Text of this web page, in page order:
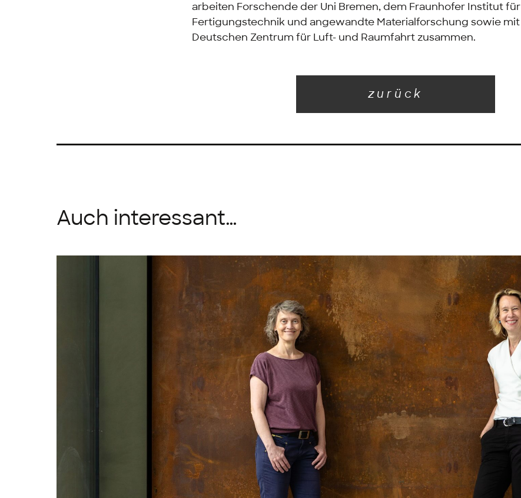
arbeiten Forschende der Uni Bremen, dem Fraunhofer Institut für
Fertigungstechnik und angewandte Materialforschung sowie
Deutschen Zentrum für Luft- und Raumfahrt zusammen.
zurück
Auch interessant…